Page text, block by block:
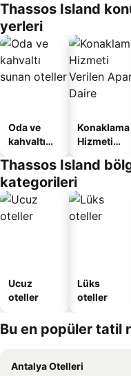
Thassos Island
yerleri
Oda ve
kahvaltı
oteller
Konaklama
Hizmeti
Apart
Thassos Island
kategorileri
Ucuz
oteller
Lüks
oteller
Bu en popüler tatil
Antalya Otelleri